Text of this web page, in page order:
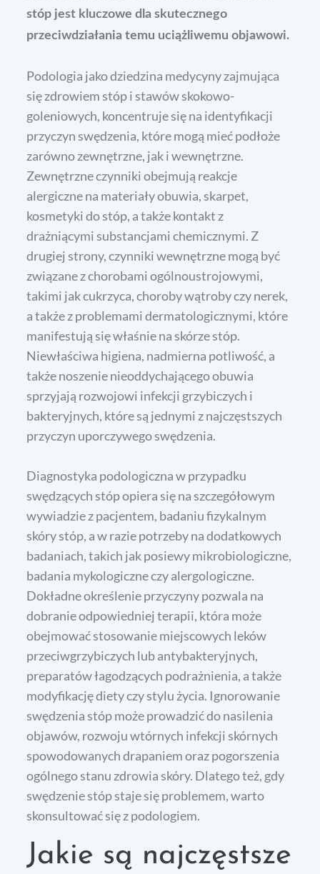
stóp jest kluczowe dla skutecznego
przeciwdziałania temu uciążliwemu objawowi.
Podologia jako dziedzina medycyny zajmująca
się zdrowiem stóp i stawów skokowo-
goleniowych, koncentruje się na identyfikacji
przyczyn swędzenia, które mogą mieć podłoże
zarówno zewnętrzne, jak i wewnętrzne.
Zewnętrzne czynniki obejmują reakcje
alergiczne na materiały obuwia, skarpet,
kosmetyki do stóp, a także kontakt z
drażniącymi substancjami chemicznymi. Z
drugiej strony, czynniki wewnętrzne mogą być
związane z chorobami ogólnoustrojowymi,
takimi jak cukrzyca, choroby wątroby czy nerek,
a także z problemami dermatologicznymi, które
manifestują się właśnie na skórze stóp.
Niewłaściwa higiena, nadmierna potliwość, a
także noszenie nieoddychającego obuwia
sprzyjają rozwojowi infekcji grzybiczych i
bakteryjnych, które są jednymi z najczęstszych
przyczyn uporczywego swędzenia.
Diagnostyka podologiczna w przypadku
swędzących stóp opiera się na szczegółowym
wywiadzie z pacjentem, badaniu fizykalnym
skóry stóp, a w razie potrzeby na dodatkowych
badaniach, takich jak posiewy mikrobiologiczne,
badania mykologiczne czy alergologiczne.
Dokładne określenie przyczyny pozwala na
dobranie odpowiedniej terapii, która może
obejmować stosowanie miejscowych leków
przeciwgrzybiczych lub antybakteryjnych,
preparatów łagodzących podrażnienia, a także
modyfikację diety czy stylu życia. Ignorowanie
swędzenia stóp może prowadzić do nasilenia
objawów, rozwoju wtórnych infekcji skórnych
spowodowanych drapaniem oraz pogorszenia
ogólnego stanu zdrowia skóry. Dlatego też, gdy
swędzenie stóp staje się problemem, warto
skonsultować się z podologiem.
Jakie są najczęstsze